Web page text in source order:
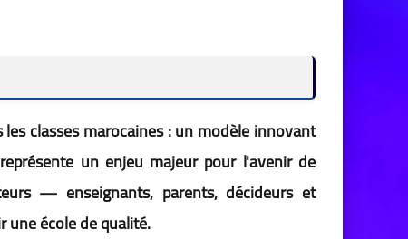
classes marocaines : un modèle innovant
un enjeu majeur pour l'avenir de
— enseignants, parents, décideurs et
école de qualité.